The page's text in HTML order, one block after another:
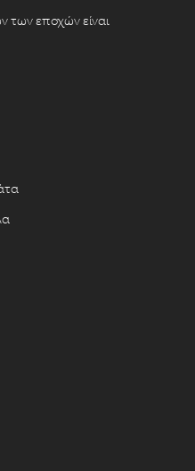
των εποχών είναι